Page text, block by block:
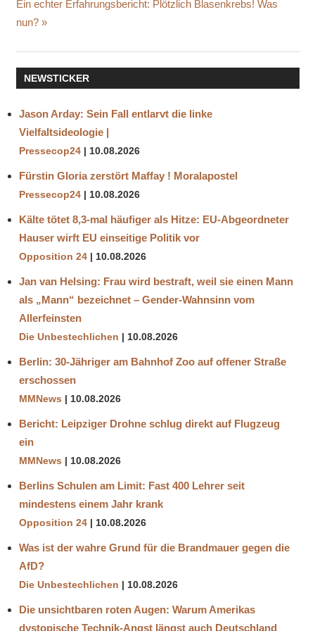
Nächster
Beitrag:
Ein echter Erfahrungsbericht: Plötzlich Blasenkrebs! Was
nun?
NEWSTICKER
Jason Arday: Sein Fall entlarvt die linke
Vielfaltsideologie |
Pressecop24 10.08.2026
Fürstin Gloria zerstört Maffay ! Moralapostel
Pressecop24 10.08.2026
Kälte tötet 8,3-mal häufiger als Hitze: EU-Abgeordneter
Hauser wirft EU einseitige Politik vor
Opposition 24 10.08.2026
Jan van Helsing: Frau wird bestraft, weil sie einen Mann
als „Mann“ bezeichnet – Gender-Wahnsinn vom
Allerfeinsten
Die Unbestechlichen 10.08.2026
Berlin: 30-Jähriger am Bahnhof Zoo auf offener Straße
erschossen
MMNews 10.08.2026
Bericht: Leipziger Drohne schlug direkt auf Flugzeug
ein
MMNews 10.08.2026
Berlins Schulen am Limit: Fast 400 Lehrer seit
mindestens einem Jahr krank
Opposition 24 10.08.2026
Was ist der wahre Grund für die Brandmauer gegen die
AfD?
Die Unbestechlichen 10.08.2026
Die unsichtbaren roten Augen: Warum Amerikas
dystopische Technik-Angst längst auch Deutschland